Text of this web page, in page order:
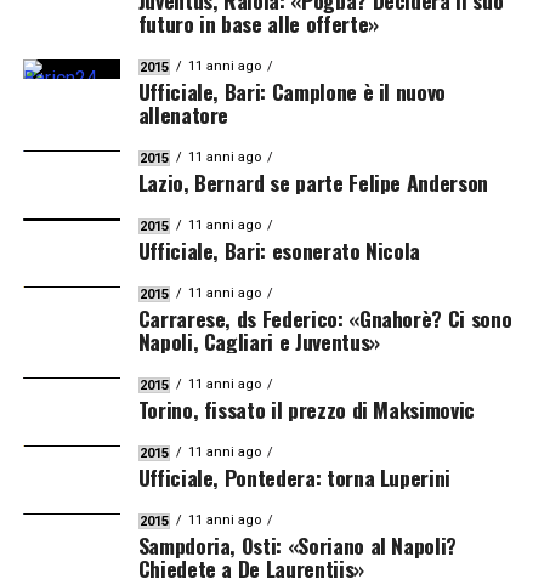
futuro in base alle offerte»
2015 11 anni ago
Ufficiale, Bari: Camplone è il nuovo
allenatore
2015 11 anni ago
Lazio, Bernard se parte Felipe Anderson
2015 11 anni ago
Ufficiale, Bari: esonerato Nicola
2015 11 anni ago
Carrarese, ds Federico: «Gnahorè? Ci sono
Napoli, Cagliari e Juventus»
2015 11 anni ago
Torino, fissato il prezzo di Maksimovic
2015 11 anni ago
Ufficiale, Pontedera: torna Luperini
2015 11 anni ago
Sampdoria, Osti: «Soriano al Napoli?
Chiedete a De Laurentiis»